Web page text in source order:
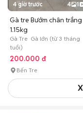
4 giờ trước 4 1
Gà tre Bướm chân trắng
1.15kg
Gà Tre Gà lớn (từ 3 tháng
tuổi)
200.000 đ
Bến Tre